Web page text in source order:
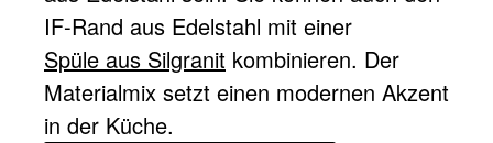
IF-Rand aus Edelstahl mit einer
Spüle aus Silgranit kombinieren. Der
Materialmix setzt einen modernen Akzent
in der Küche.